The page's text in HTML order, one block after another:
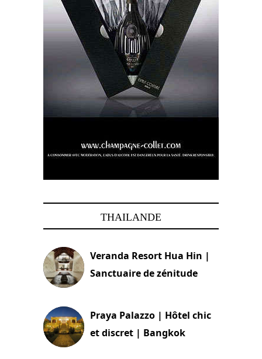
THAILANDE
Veranda Resort Hua Hin |
Sanctuaire de zénitude
Praya Palazzo | Hôtel chic
et discret | Bangkok